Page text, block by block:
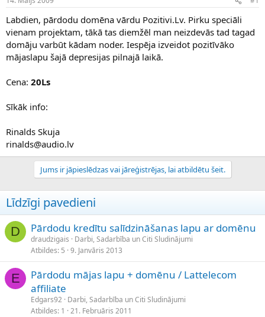
n
a
u
z
s
ā
ē
a
u
m
s
Labdien, pārdodu domēna vārdu Pozitivi.Lv. Pirku speciāli
vienam projektam, tākā tas diemžēl man neizdevās tad tagad
domāju varbūt kādam noder. Iespēja izveidot pozitīvāko
mājaslapu šajā depresijas pilnajā laikā.
Cena: 20Ls
Sīkāk info:
Rinalds Skuja
rinalds@audio.lv
Jums ir jāpieslēdzas vai jāreģistrējas, lai atbildētu šeit.
Līdzīgi pavedieni
D Pārdodu kredītu salīdzināšanas lapu ar domēnu
draudzigais
Darbi, Sadarbība un Citi Sludinājumi
Atbildes 5 9. Janvāris 2013
E
Pārdodu mājas lapu + domēnu / Lattelecom
affiliate
Edgars92 Darbi, Sadarbība un Citi Sludinājumi
Atbildes 1 21. Februāris 2011